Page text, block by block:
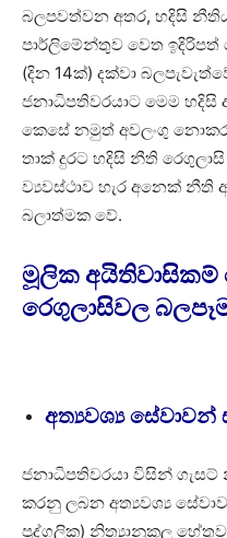
බලපවත්වන අතර, හදිසි
පාර්ලිමේන්තුව වෙත
(දින 14ක්) දක්වා
ජනාධිපතිවරයාට මෙම
කෙසේ නමුත් අවලංගු
තාක් දුරට හදිසි නීති
ව්‍යවස්ථාව හැර අනෙක්
බලාත්මක වේ.
මූලික අයිතිවාසිකම්
රෙගුලාසිවල
අත්‍යවශ්‍ය සේවාවන්
ජනාධිපතිවරයා විසින්
කරනු ලබන අත්‍යවශ්‍ය
පුද්ගලික) නිත්‍යානුකූල